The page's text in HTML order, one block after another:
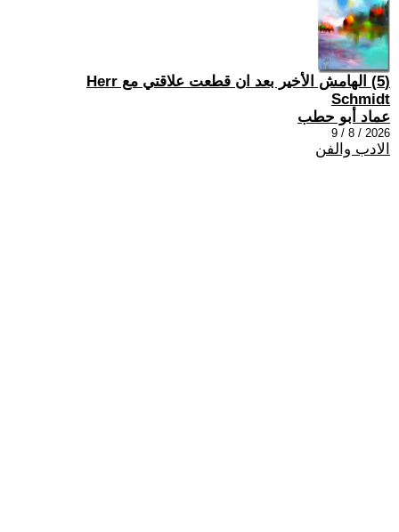
(5) الهامش الأخير بعد ان قطعت علاقتي مع Herr
Schmidt
عماد أبو حطب
2026 / 8 / 9
الادب والفن